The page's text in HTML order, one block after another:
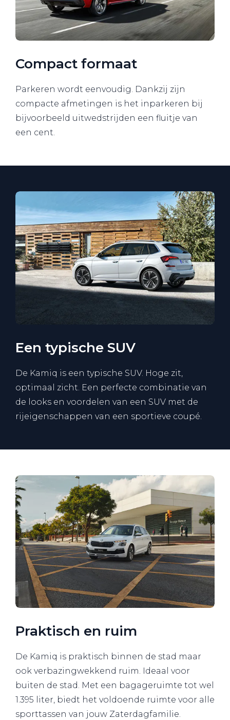
Compact formaat
Parkeren wordt eenvoudig. Dankzij zijn
compacte afmetingen is het inparkeren bij
bijvoorbeeld uitwedstrijden een fluitje van
een cent.
Een typische SUV
De Kamiq is een typische SUV. Hoge zit,
optimaal zicht. Een perfecte combinatie van
de looks en voordelen van een SUV met de
rijeigenschappen van een sportieve coupé.
Praktisch en ruim
De Kamiq is praktisch binnen de stad maar
ook verbazingwekkend ruim. Ideaal voor
buiten de stad. Met een bagageruimte tot wel
1.395 liter, biedt het voldoende ruimte voor alle
sporttassen van jouw Zaterdagfamilie.